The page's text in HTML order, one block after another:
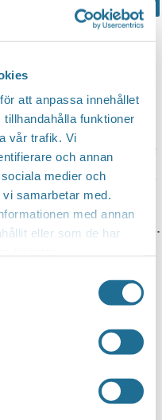
att anpassa innehållet
funktioner
vår trafik. Vi
och annan
medier och
samarbetar med.
med annan
eller som de har
with Google
remember that the
a machine and not
you can never
100 percent correct.
for any
by Google